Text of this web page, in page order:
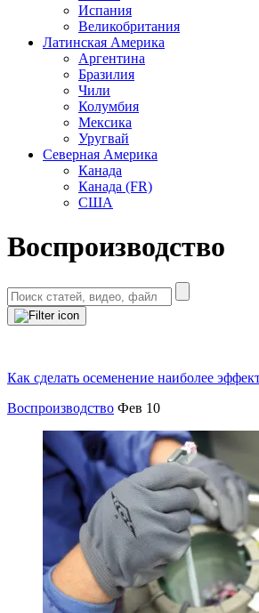
Испания
Великобритания
Латинская Америка
Аргентина
Бразилия
Чили
Колумбия
Мексика
Уругвай
Северная Америка
Канада
Канада (FR)
США
Воспроизводство
Как сделать осеменение наиболее
Воспроизводство Фев 10